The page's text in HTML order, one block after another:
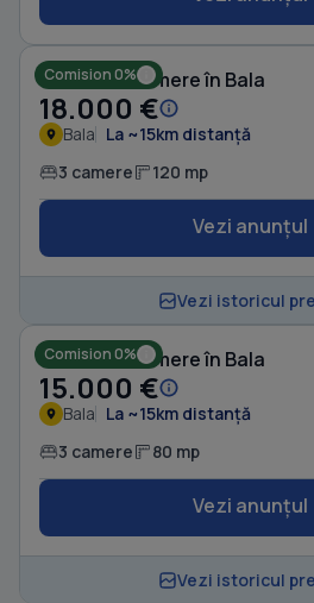
Comision 0%
Casă cu 3 camere în Bala
18.000 €
Bala La ~15km distanță
3 camere 120 mp
Vezi anunțul
Vezi istoricul
Comision 0%
Casă cu 3 camere în Bala
15.000 €
Bala La ~15km distanță
3 camere 80 mp
Vezi anunțul
Vezi istoricul